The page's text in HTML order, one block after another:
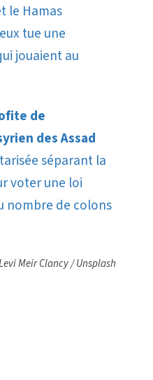
le Hamas
tue une
jouaient au
de
des Assad
séparant la
voter une loi
nombre de colons
Meir Clancy / Unsplash